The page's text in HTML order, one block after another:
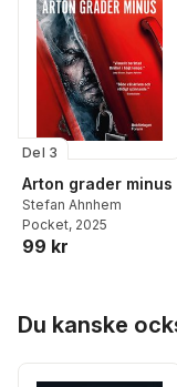
Del 3
Arton grader minus
Stefan Ahnhem
Pocket, 2025
99 kr
Du kanske